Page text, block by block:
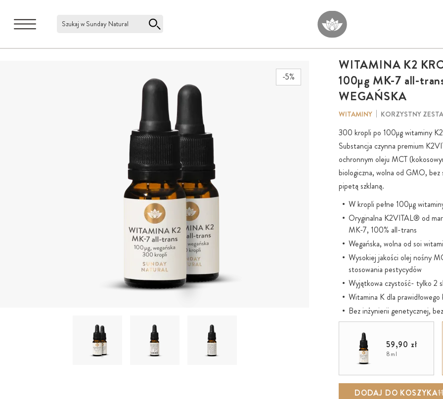
Szukaj w Sunday Natural
-5%
WITAMINA K2
100µg MK-7 all-
WEGAŃSKA
WITAMINY KORZYSTNY
300 kropli po 100µg witaminy
Substancja czynna premium
ochronnym oleju MCT
biologiczna, wolna od GMO, bez
pipetą szklaną.
W kropli pełne 100µg
Oryginalna K2VITAL® od
MK-7, 100% all-trans
Wegańska, wolna od soi
Wysokiej jakości olej nośny
stosowania pestycydów
Wyjątkowa czystość- tylko 2
Witamina K dla
Bez inżynierii genetycznej,
Optymalna zawartość
Dzięki podstawie olejowej
jest wchłaniana już w jamie
Butelka szklana przyjazna
Idealna dla dzieci do
K2VITAL® jest
59,90 zł
8ml
DODAJ DO KOSZYKA